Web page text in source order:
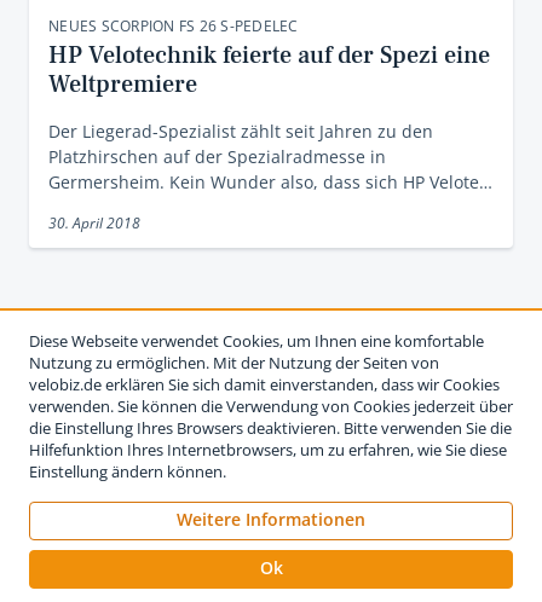
NEUES SCORPION FS 26 S-PEDELEC
HP Velotechnik feierte auf der Spezi eine
Weltpremiere
Der Liegerad-Spezialist zählt seit Jahren zu den
Platzhirschen auf der Spezialradmesse in
Germersheim. Kein Wunder also, dass sich HP Velote…
30. April 2018
Diese Webseite verwendet Cookies, um Ihnen eine komfortable
Nutzung zu ermöglichen. Mit der Nutzung der Seiten von
velobiz.de erklären Sie sich damit einverstanden, dass wir Cookies
verwenden. Sie können die Verwendung von Cookies jederzeit über
die Einstellung Ihres Browsers deaktivieren. Bitte verwenden Sie die
Hilfefunktion Ihres Internetbrowsers, um zu erfahren, wie Sie diese
Einstellung ändern können.
Weitere Informationen
Ok
Impressum Nutzungsbedingungen
Datenschutzerklärung
Werben auf velobiz.de